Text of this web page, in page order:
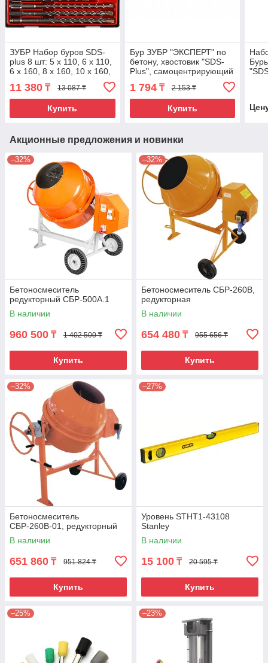
ЗУБР Набор буров SDS-
plus 8 шт: 5 х 110, 6 х 110,
6 х 160, 8 х 160, 10 х 160,
8 х 210, 10 х 210, 12 х 210
мм,
11 380 ₸ 13 087 ₸
Купить
Бур ЗУБР "ЭКСПЕРТ" по
бетону, хвостовик "SDS-
Plus", самоцентрирующий
наконечник, спиральS4,
12х610мм
1 794₸ 2 153 ₸
Купить
Акционные предложения и новинки
–32%
Бетоносмеситель
редукторный СБР-500А.1
В наличии
960 500 ₸ 1 402 500 ₸
Купить
–32%
Бетоносмеситель СБР-260В,
редукторная
В наличии
654 480 ₸ 955 656 ₸
Купить
–32%
Бетоносмеситель
СБР-260В-01, редукторный
В наличии
651 860 ₸ 951 824 ₸
Купить
–27%
Уровень STHT1-43108
Stanley
В наличии
15 100 ₸ 20 595 ₸
Купить
–25% –23%